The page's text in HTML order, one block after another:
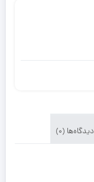
دیدگاه‌ها (0)